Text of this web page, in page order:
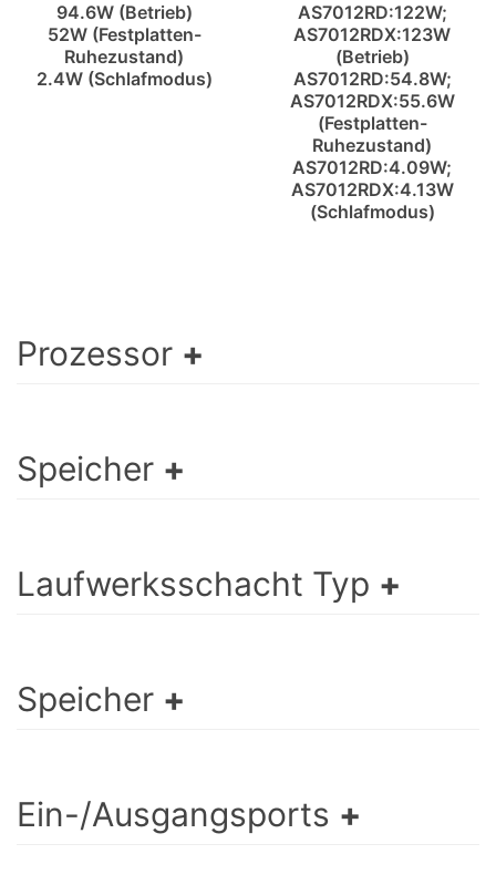
94.6W (Betrieb)
52W (Festplatten-
Ruhezustand)
2.4W (Schlafmodus)
AS7012RD:122W;
AS7012RDX:123W
(Betrieb)
AS7012RD:54.8W;
AS7012RDX:55.6W
(Festplatten-
Ruhezustand)
AS7012RD:4.09W;
AS7012RDX:4.13W
(Schlafmodus)
Prozessor
Speicher
Laufwerksschacht Typ
Speicher
Ein-/Ausgangsports